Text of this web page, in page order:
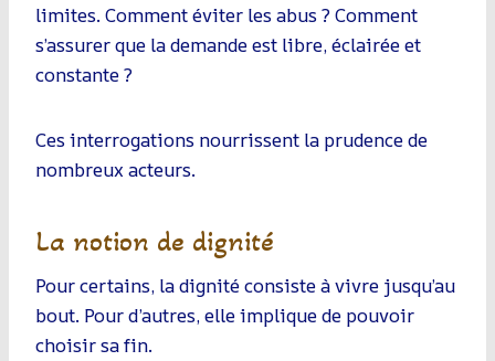
limites. Comment éviter les abus ? Comment
s’assurer que la demande est libre, éclairée et
constante ?
Ces interrogations nourrissent la prudence de
nombreux acteurs.
La notion de dignité
Pour certains, la dignité consiste à vivre jusqu’au
bout. Pour d’autres, elle implique de pouvoir
choisir sa fin.